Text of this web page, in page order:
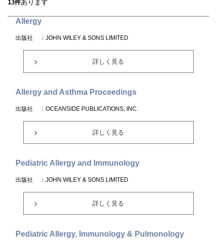
13件あります
Allergy
出版社 ：JOHN WILEY & SONS LIMITED
詳しく見る
Allergy and Asthma Proceedings
出版社 ：OCEANSIDE PUBLICATIONS, INC.
詳しく見る
Pediatric Allergy and Immunology
出版社 ：JOHN WILEY & SONS LIMITED
詳しく見る
Pediatric Allergy, Immunology & Pulmonology